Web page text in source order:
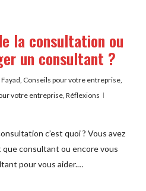
la consultation ou
un consultant ?
, Conseils pour votre entreprise,
votre entreprise,Réflexions
c’est quoi ? Vous avez
consultant ou encore vous
pour vous aider.…